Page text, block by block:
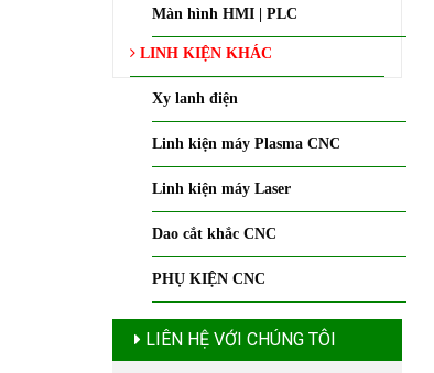
Màn hình HMI | PLC
LINH KIỆN KHÁC
Xy lanh điện
Linh kiện máy Plasma CNC
Linh kiện máy Laser
Dao cắt khắc CNC
PHỤ KIỆN CNC
LIÊN HỆ VỚI CHÚNG TÔI